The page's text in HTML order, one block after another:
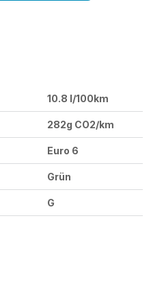
10.8 l/100km
282g CO2/km
Euro 6
Grün
G